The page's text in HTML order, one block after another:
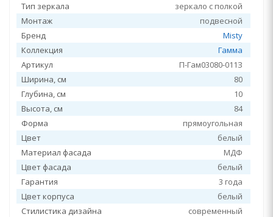
Тип зеркала
зеркало с полкой
Монтаж
подвесной
Бренд
Misty
Коллекция
Гамма
Артикул
П-Гам03080-011З
Ширина, см
80
Глубина, см
10
Высота, см
84
Форма
прямоугольная
Цвет
белый
Материал фасада
МДФ
Цвет фасада
белый
Гарантия
3 года
Цвет корпуса
белый
Стилистика дизайна
современный